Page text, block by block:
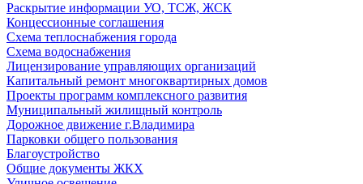
Раскрытие информации УО, ТСЖ, ЖСК
Концессионные соглашения
Схема теплоснабжения города
Схема водоснабжения
Лицензирование управляющих организаций
Капитальный ремонт многоквартирных домов
Проекты программ комплексного развития
Муниципальный жилищный контроль
Дорожное движение г.Владимира
Парковки общего пользования
Благоустройство
Общие документы ЖКХ